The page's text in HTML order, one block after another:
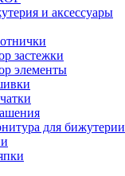
и аксессуары
застежки
элементы
для бижутерии